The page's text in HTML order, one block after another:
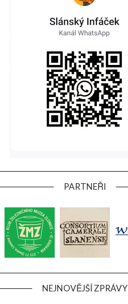
PARTNEŘI
NEJNOVĚJŠÍ ZPRÁVY